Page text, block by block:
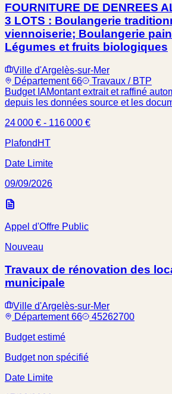
FOURNITURE DE DENREES
3 LOTS : Boulangerie
viennoiserie; Boulangerie
Légumes et fruits biologiques
Ville d'Argelès-sur-Mer
Département 66
Travaux / BTP
Budget IAMontant extrait et raffiné
depuis les données source et les
24 000 € - 116 000 €
Plafond HT
Date Limite
09/09/2026
Appel d'Offre Public
Nouveau
Travaux de rénovation des
municipale
Ville d'Argelès-sur-Mer
Département 66
45262700
Budget estimé
Budget non spécifié
Date Limite